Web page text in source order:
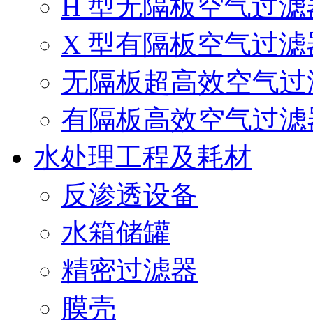
H 型无隔板空气过滤
X 型有隔板空气过滤
无隔板超高效空气
有隔板高效空气过滤
水处理工程及耗材
反渗透设备
水箱储罐
精密过滤器
膜壳